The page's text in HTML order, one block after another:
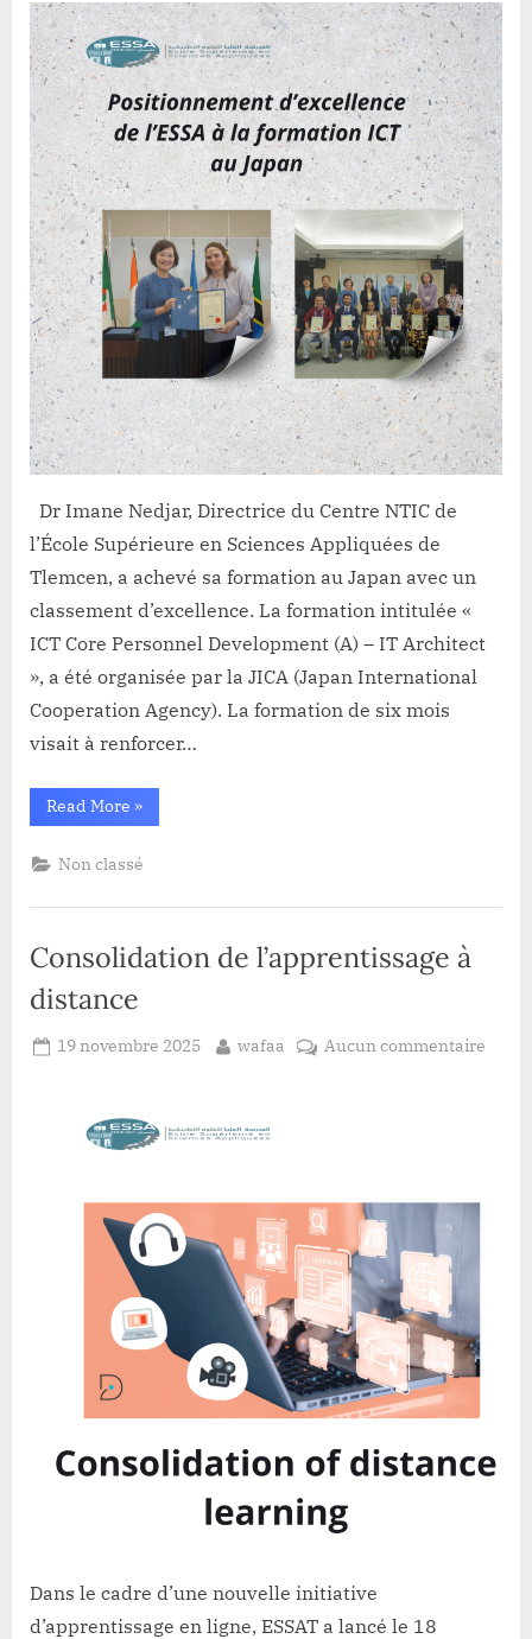
de
à
la
ICT
au
Dr Imane Nedjar, Directrice du Centre NTIC de
l’École Supérieure en Sciences Appliquées de
Tlemcen, a achevé sa formation au Japan avec un
classement d’excellence. La formation intitulée «
ICT Core Personnel Development (A) – IT Architect
», a été organisée par la JICA (Japan International
Cooperation Agency). La formation de six mois
visait à renforcer…
Read More “Positionnement
l’ESSA
à
formation
Japan.”
»
Non classé
Consolidation de l’apprentissage à
distance
Posted
19 novembre 2025 By
wafaa Aucun commentairesur
Dans le cadre d’une nouvelle initiative
d’apprentissage en ligne, ESSAT a lancé le 18